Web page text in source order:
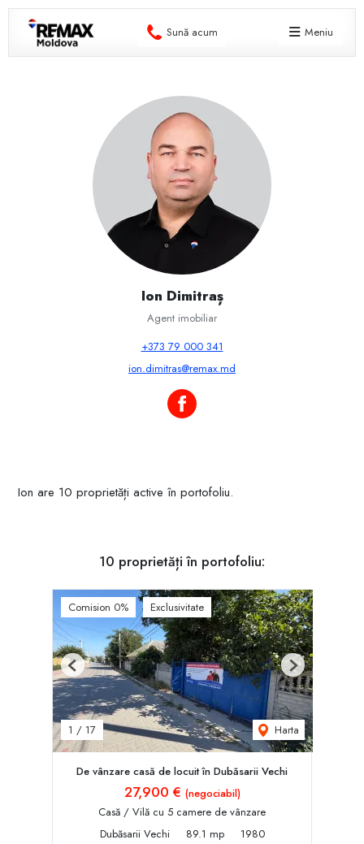
Sună acum Meniu
Ion Dimitraș
Agent imobiliar
+373 79 000 341
ion.dimitras@remax.md
Ion Dimitraș pe Facebook
Ion are 10 proprietăți active în portofoliu.
10 proprietăți în portofoliu:
Comision 0% Exclusivitate
1 / 17 Harta
Previous Next
De vânzare casă de locuit în Dubăsarii Vechi
27,900 € (negociabil)
Casă / Vilă cu 5 camere de vânzare
Dubăsarii Vechi
89.1 mp
1980